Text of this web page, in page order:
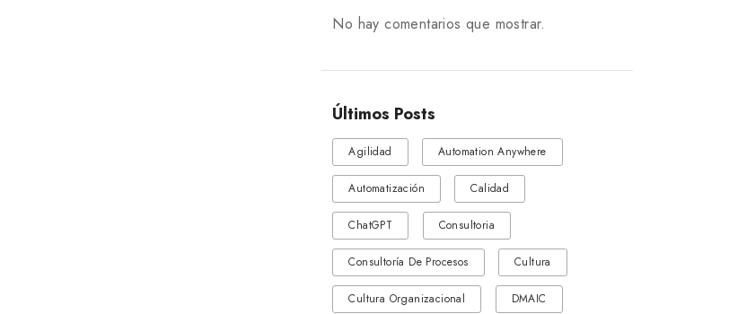
No hay comentarios que mostrar.
Últimos Posts
Agilidad Automation Anywhere
Automatización Calidad
ChatGPT Consultoria
Consultoría De Procesos Cultura
Cultura Organizacional DMAIC